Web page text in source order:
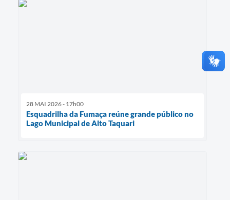
28 MAI 2026 - 17h00
Esquadrilha da Fumaça reúne grande público no
Lago Municipal de Alto Taquari